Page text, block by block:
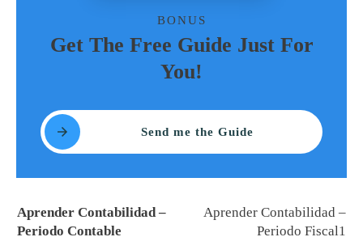
BONUS
Get The Free Guide Just For
You!
Send me the Guide
Aprender Contabilidad –
Periodo Contable
Aprender Contabilidad –
Periodo Fiscal1